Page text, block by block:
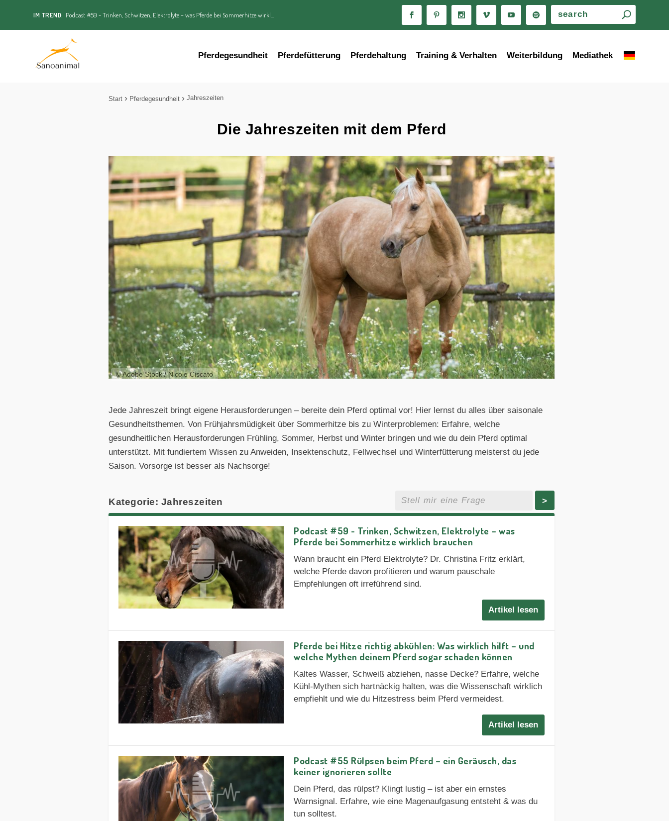
IM TREND: Podcast #59 - Trinken, Schwitzen, Elektrolyte – was Pferde bei Sommerhitze wirkl...
Pferdegesundheit Pferdefütterung Pferdehaltung Training & Verhalten Weiterbildung Mediathek
Start Pferdegesundheit Jahreszeiten
Die Jahreszeiten mit dem Pferd
© Adobe Stock / Nicole Ciscato
Jede Jahreszeit bringt eigene Herausforderungen – bereite dein Pferd optimal vor! Hier lernst du alles über saisonale
Gesundheitsthemen. Von Frühjahrsmüdigkeit über Sommerhitze bis zu Winterproblemen: Erfahre, welche
gesundheitlichen Herausforderungen Frühling, Sommer, Herbst und Winter bringen und wie du dein Pferd optimal
unterstützt. Mit fundiertem Wissen zu Anweiden, Insektenschutz, Fellwechsel und Winterfütterung meisterst du jede
Saison. Vorsorge ist besser als Nachsorge!
Kategorie: Jahreszeiten >
Podcast #59 - Trinken, Schwitzen, Elektrolyte – was
Pferde bei Sommerhitze wirklich brauchen
Wann braucht ein Pferd Elektrolyte? Dr. Christina Fritz erklärt,
welche Pferde davon profitieren und warum pauschale
Empfehlungen oft irreführend sind.
Artikel lesen
Pferde bei Hitze richtig abkühlen: Was wirklich hilft – und
welche Mythen deinem Pferd sogar schaden können
Kaltes Wasser, Schweiß abziehen, nasse Decke? Erfahre, welche
Kühl-Mythen sich hartnäckig halten, was die Wissenschaft wirklich
empfiehlt und wie du Hitzestress beim Pferd vermeidest.
Artikel lesen
Podcast #55 Rülpsen beim Pferd – ein Geräusch, das
keiner ignorieren sollte
Dein Pferd, das rülpst? Klingt lustig – ist aber ein ernstes
Warnsignal. Erfahre, wie eine Magenaufgasung entsteht & was du
tun solltest.